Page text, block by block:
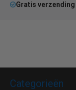
Gratis verzending
Categorieën